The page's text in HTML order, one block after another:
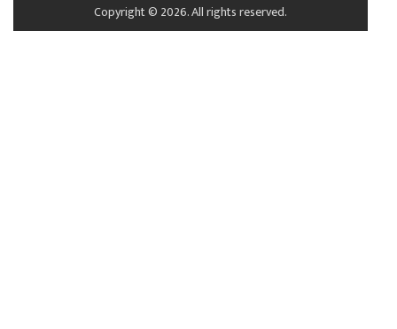
Copyright © 2026. All rights reserved.